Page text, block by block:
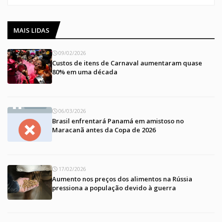
MAIS LIDAS
09/02/2026
Custos de itens de Carnaval aumentaram quase
80% em uma década
06/03/2026
Brasil enfrentará Panamá em amistoso no
Maracanã antes da Copa de 2026
17/02/2026
Aumento nos preços dos alimentos na Rússia
pressiona a população devido à guerra